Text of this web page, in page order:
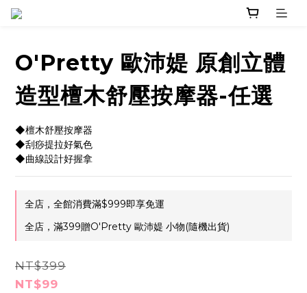
O'Pretty 歐沛媞 原創立體
造型檀木舒壓按摩器-任選
◆檀木舒壓按摩器
◆刮痧提拉好氣色
◆曲線設計好握拿
全店，全館消費滿$999即享免運
全店，滿399贈O'Pretty 歐沛媞 小物(隨機出貨)
NT$399
NT$99